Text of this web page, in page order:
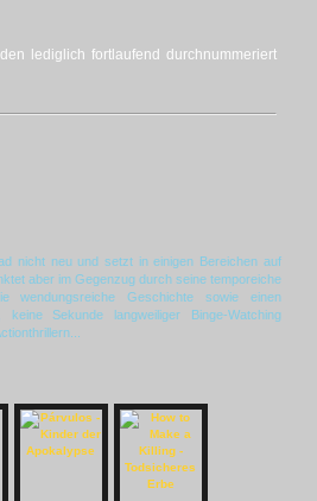
lediglich fortlaufend durchnummeriert
nicht neu und setzt in einigen Bereichen auf
aber im Gegenzug durch seine temporeiche
wendungsreiche Geschichte sowie einen
Sekunde langweiliger Binge-Watching